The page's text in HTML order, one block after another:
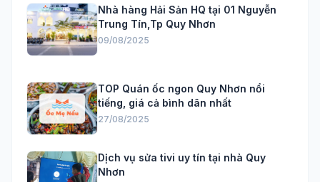
Nhà hàng Hải Sản HQ tại 01 Nguyễn
Trung Tín,Tp Quy Nhơn
09/08/2025
TOP Quán ốc ngon Quy Nhơn nổi
tiếng, giá cả bình dân nhất
27/08/2025
Dịch vụ sửa tivi uy tín tại nhà Quy
Nhơn